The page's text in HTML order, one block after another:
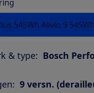
545Wh Alivio 9
& type: Bosch
9 versn.